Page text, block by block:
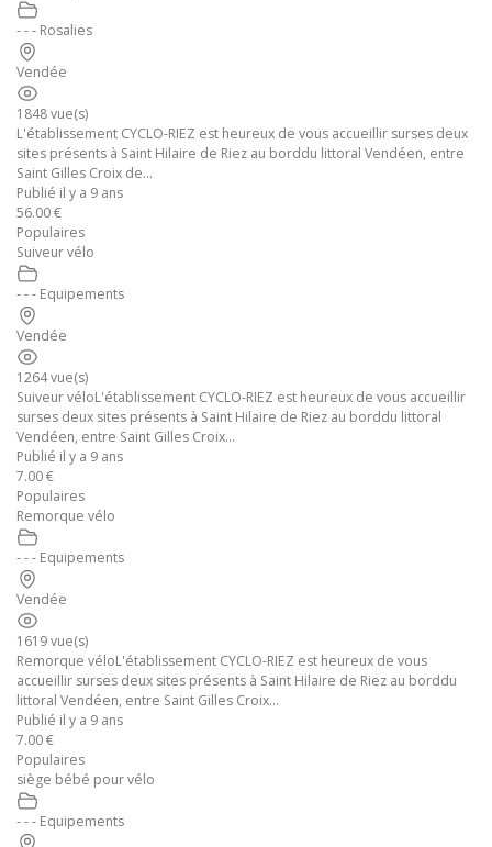
- - - Rosalies
Vendée
1848 vue(s)
L'établissement CYCLO-RIEZ est heureux de vous accueillir surses deux
sites présents à Saint Hilaire de Riez au borddu littoral Vendéen, entre
Saint Gilles Croix de...
Publié il y a 9 ans
56.00 €
Populaires
Suiveur vélo
- - - Equipements
Vendée
1264 vue(s)
Suiveur véloL'établissement CYCLO-RIEZ est heureux de vous accueillir
surses deux sites présents à Saint Hilaire de Riez au borddu littoral
Vendéen, entre Saint Gilles Croix...
Publié il y a 9 ans
7.00 €
Populaires
Remorque vélo
- - - Equipements
Vendée
1619 vue(s)
Remorque véloL'établissement CYCLO-RIEZ est heureux de vous
accueillir surses deux sites présents à Saint Hilaire de Riez au borddu
littoral Vendéen, entre Saint Gilles Croix...
Publié il y a 9 ans
7.00 €
Populaires
siège bébé pour vélo
- - - Equipements